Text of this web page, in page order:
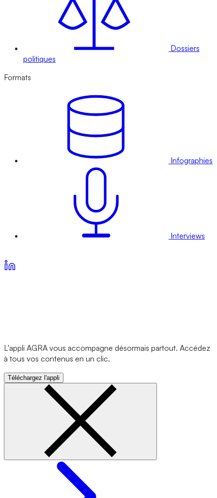
Dossiers
politiques
Formats
Infographies
Interviews
L'appli AGRA vous accompagne désormais partout. Accédez
à tous vos contenus en un clic.
Téléchargez l'appli